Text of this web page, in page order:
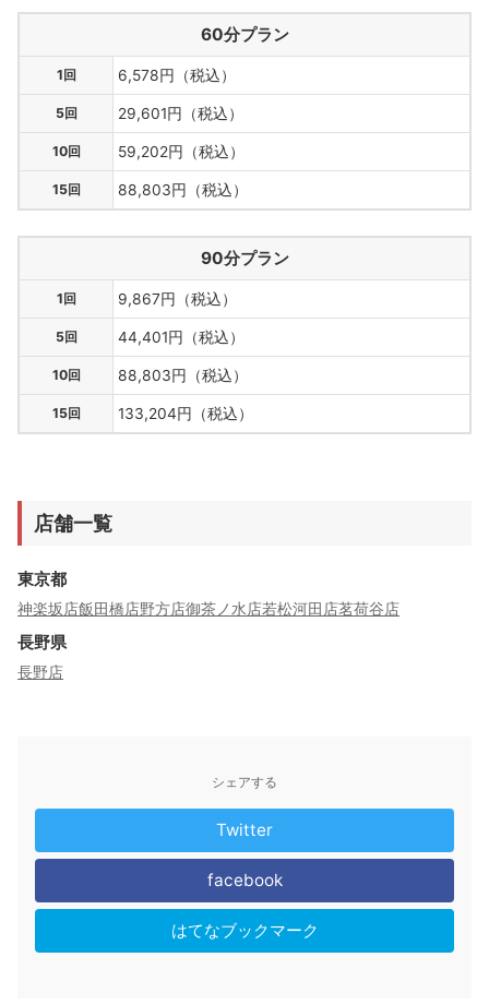
60分プラン
1回 6,578円（税込）
5回 29,601円（税込）
10回 59,202円（税込）
15回 88,803円（税込）
90分プラン
1回 9,867円（税込）
5回 44,401円（税込）
10回 88,803円（税込）
15回 133,204円（税込）
店舗一覧
東京都
神楽坂店飯田橋店野方店御茶ノ水店若松河田店茗荷谷店
長野県
長野店
シェアする
Twitter
facebook
はてなブックマーク